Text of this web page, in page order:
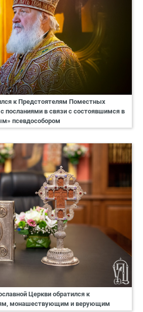
к Предстоятелям Поместных
посланиями в связи с состоявшимся в
псевдособором
Церкви обратился к
монашествующим и верующим